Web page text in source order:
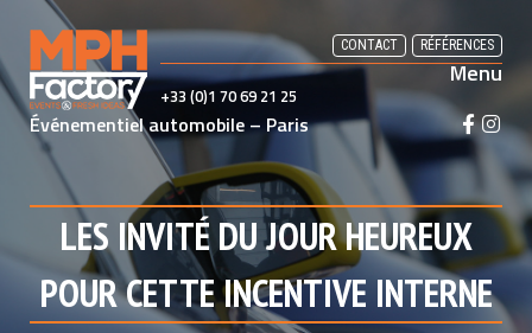
content
CONTACT RÉFÉRENCES
+33 (0)1 70 69 21 25
Menu
Événementiel automobile – Paris
F
e
o
o
k
I
t
a
g
a
LES INVITÉ DU JOUR HEUREUX
POUR CETTE INCENTIVE INTERNE